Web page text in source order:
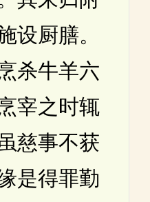
设厨膳。
杀牛羊六
宰之时辄
慈事不获
是得罪勤